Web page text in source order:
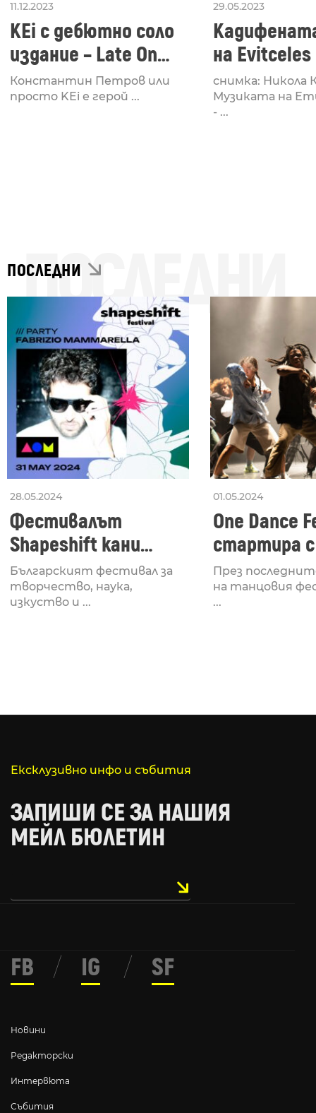
11.12.2023
KEi с дебютно соло
издание – Late On
Time
Константин Петров или
просто KEi е герой ...
29.05.2023
на Evitceles
снимка: Никола
Музиката на
- ...
ПОСЛЕДНИ
ПОСЛЕДНИ
28.05.2024
Фестивалът
Shapeshift кани
Fabrizio Mammarella
за откриването си
Българският фестивал за
творчество, наука,
изкуство и ...
01.05.2024
One Dance
стартира
Lucid,
рейв
През
на танцовия
...
Ексклузивно инфо и събития
ЗАПИШИ СЕ ЗА НАШИЯ
МЕЙЛ БЮЛЕТИН
Новини
Редакторски
Интервюта
Събития
FB / IG / SF